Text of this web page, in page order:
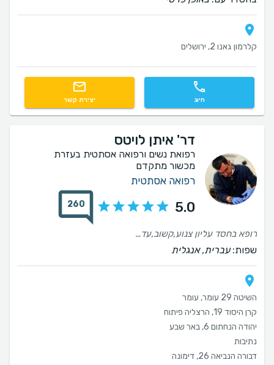
קלרמון גאנו 2, ירושלים
חיוג יצירת קשר
דר' איתן לויטס
רפואת נשים ורפואה אסתטית בעזרת
מכשור מתקדם
רפואה אסתטית
5.0
260
רופא בחסד עליון צנוע,קשוב,עדין ובסוף יוצאת תוצאה מצויינת לא מחליפה אותו באף אחד!!! דר לויטס מס 1 ממליצה בחום!!!!
שפות:עברית, אנגלית
השיטה 29 עומר, עומר
קרן היסוד 19, הרצליה פיתוח
יהודה הנחתום 6, באר שבע
נתיבות
דבורה הנביאה 26, דימונה